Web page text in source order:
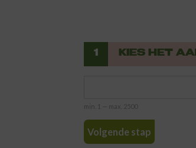
1 KIES HET
min. 1 — max. 2500
Volgende stap